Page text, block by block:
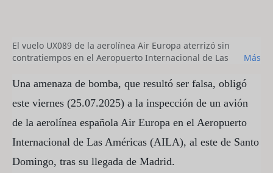
El vuelo UX089 de la aerolínea Air Europa aterrizó sin
contratiempos en el Aeropuerto Internacional de Las
las 6:00 de la tarde hora local. (Archivo) Artur
Más
Una amenaza de bomba, que resultó ser falsa, obligó
este viernes (25.07.2025) a la inspección de un avión
de la aerolínea española Air Europa en el Aeropuerto
Internacional de Las Américas (AILA), al este de Santo
Domingo, tras su llegada de Madrid.